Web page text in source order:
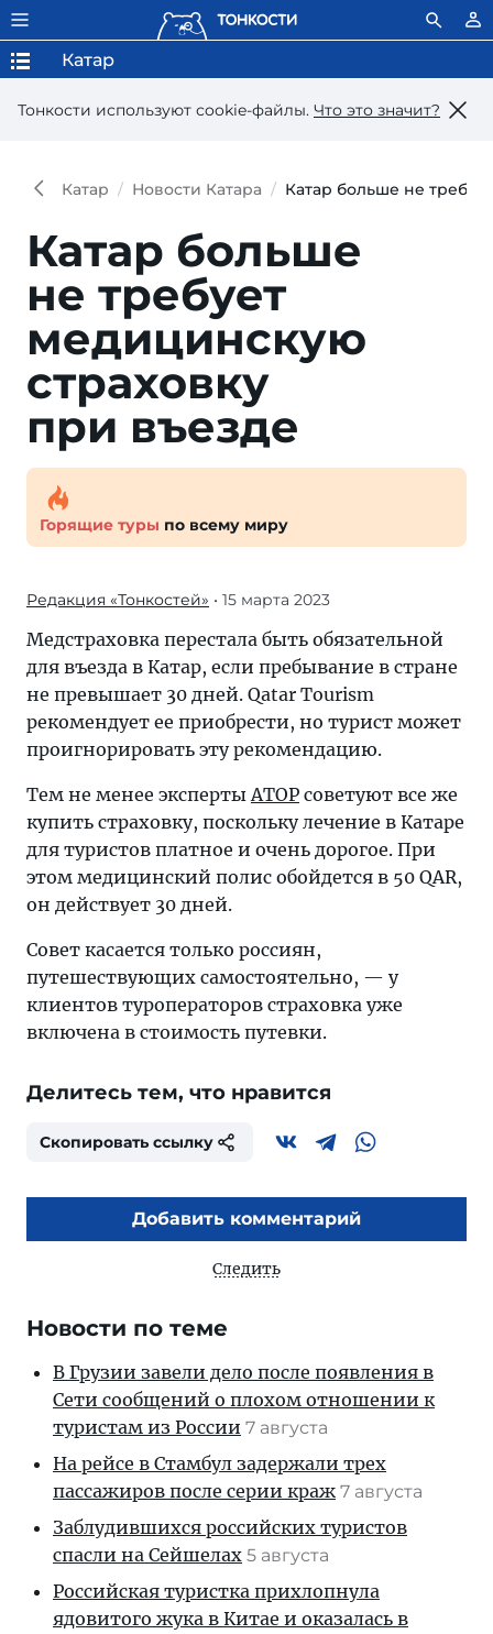
Тонкости используют сookie-файлы. Что это значит?
Катар
Катар Новости Катара Катар больше не
Катар больше
не требует
медицинскую
страховку
при въезде
Горящие туры по всему миру
Редакция «Тонкостей» • 15 марта 2023
Медстраховка перестала быть обязательной
для въезда в Катар, если пребывание в стране
не превышает 30 дней. Qatar Tourism
рекомендует ее приобрести, но турист может
проигнорировать эту рекомендацию.
Тем не менее экспертыАТОР советуют все же
купить страховку, поскольку лечение в Катаре
для туристов платное и очень дорогое. При
этом медицинский полис обойдется в 50 QAR,
он действует 30 дней.
Совет касается только россиян,
путешествующих самостоятельно, — у
клиентов туроператоров страховка уже
включена в стоимость путевки.
Делитесь тем, что нравится
Скопировать ссылку
Добавить комментарий
Следить
Новости по теме
В Грузии завели дело после появления в
Сети сообщений о плохом отношении к
туристам из России 7 августа
На рейсе в Стамбул задержали трех
пассажиров после серии краж 7 августа
Заблудившихся российских туристов
спасли на Сейшелах 5 августа
Российская туристка прихлопнула
ядовитого жука в Китае и оказалась в